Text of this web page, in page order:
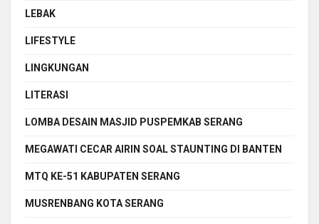
LEBAK
LIFESTYLE
LINGKUNGAN
LITERASI
LOMBA DESAIN MASJID PUSPEMKAB SERANG
MEGAWATI CECAR AIRIN SOAL STAUNTING DI BANTEN
MTQ KE-51 KABUPATEN SERANG
MUSRENBANG KOTA SERANG